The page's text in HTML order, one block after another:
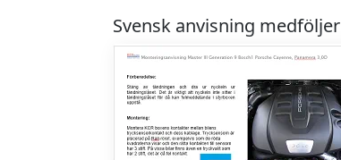
Svensk anvisning medföljer